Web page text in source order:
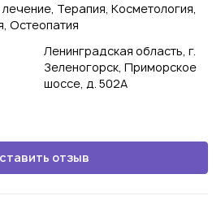
Терапия, Косметология,
Остеопатия
Ленинградская область, г.
Зеленогорск, Приморское
шоссе, д. 502А
отзыв